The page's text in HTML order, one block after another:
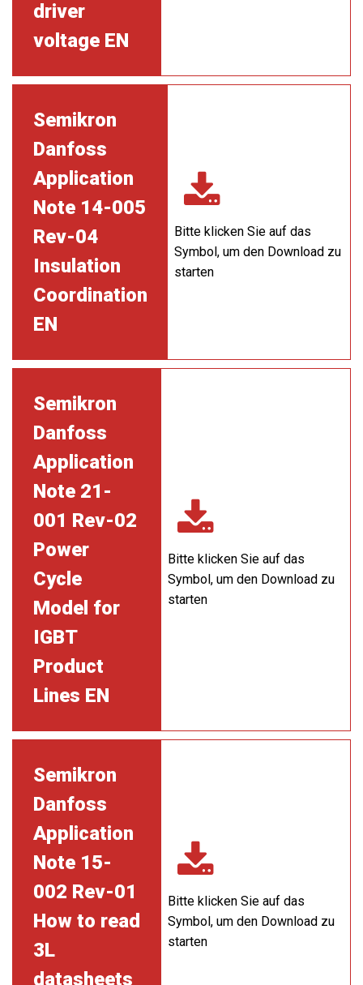
driver
voltage EN
Semikron
Danfoss
Application
Note 14-005
Rev-04
Insulation
Coordination
EN
Bitte klicken Sie auf das
Symbol, um den Download zu
starten
Semikron
Danfoss
Application
Note 21-
001 Rev-02
Power
Cycle
Model for
IGBT
Product
Lines EN
Bitte klicken Sie auf das
Symbol, um den Download zu
starten
Semikron
Danfoss
Application
Note 15-
002 Rev-01
How to read
3L
datasheets
Bitte klicken Sie auf das
Symbol, um den Download zu
starten